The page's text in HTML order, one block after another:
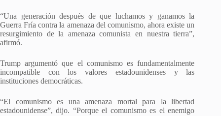
“Una generación después de que luchamos y ganamos la
Guerra Fría contra la amenaza del comunismo, ahora existe un
resurgimiento de la amenaza comunista en nuestra tierra”,
afirmó.
Trump argumentó que el comunismo es fundamentalmente
incompatible con los valores estadounidenses y las
instituciones democráticas.
“El comunismo es una amenaza mortal para la libertad
estadounidense”, dijo. “Porque el comunismo es el enemigo